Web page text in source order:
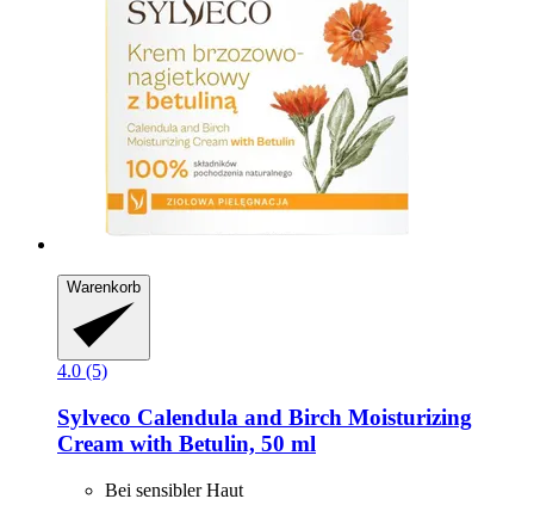
Warenkorb
4.0 (5)
Sylveco Calendula and Birch Moisturizing
Cream with Betulin, 50 ml
Bei sensibler Haut